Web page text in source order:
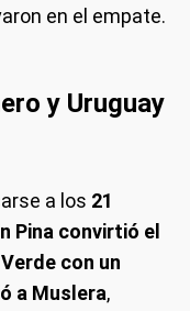
en el empate.
y Uruguay
a los 21
Pina convirtió el
con un
a Muslera,